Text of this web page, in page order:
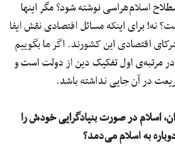
اسلام‌هراسی نوشته شود؟ مگر اینها
نه! برای اینکه مسائل اقتصادی نقش ایفا
اقتصادی این کشورند. اگر ما بگوییم
مرتبه‌ی اول تفکیک دین از دولت است و
در آن جایی نداشته باشد.
اسلام در صورت بنیادگرایی خودش را
به اسلام می‌دمد؟